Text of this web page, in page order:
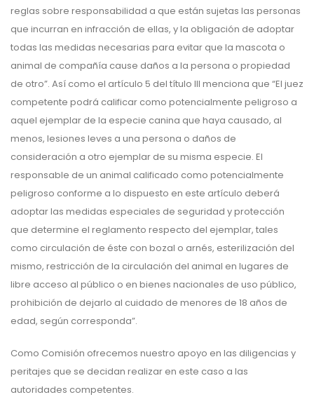
reglas sobre responsabilidad a que están sujetas las personas
que incurran en infracción de ellas, y la obligación de adoptar
todas las medidas necesarias para evitar que la mascota o
animal de compañía cause daños a la persona o propiedad
de otro”. Así como el artículo 5 del título III menciona que “El juez
competente podrá calificar como potencialmente peligroso a
aquel ejemplar de la especie canina que haya causado, al
menos, lesiones leves a una persona o daños de
consideración a otro ejemplar de su misma especie. El
responsable de un animal calificado como potencialmente
peligroso conforme a lo dispuesto en este artículo deberá
adoptar las medidas especiales de seguridad y protección
que determine el reglamento respecto del ejemplar, tales
como circulación de éste con bozal o arnés, esterilización del
mismo, restricción de la circulación del animal en lugares de
libre acceso al público o en bienes nacionales de uso público,
prohibición de dejarlo al cuidado de menores de 18 años de
edad, según corresponda”.
Como Comisión ofrecemos nuestro apoyo en las diligencias y
peritajes que se decidan realizar en este caso a las
autoridades competentes.